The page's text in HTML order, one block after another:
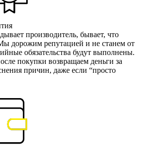
производитель, бывает, что
дорожим репутацией и не станем от
обязательства будут выполнены.
покупки возвращаем деньги за
причин, даже если “просто